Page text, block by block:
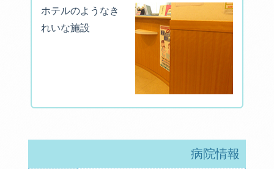
ホテルのようなき
れいな施設
病院情報